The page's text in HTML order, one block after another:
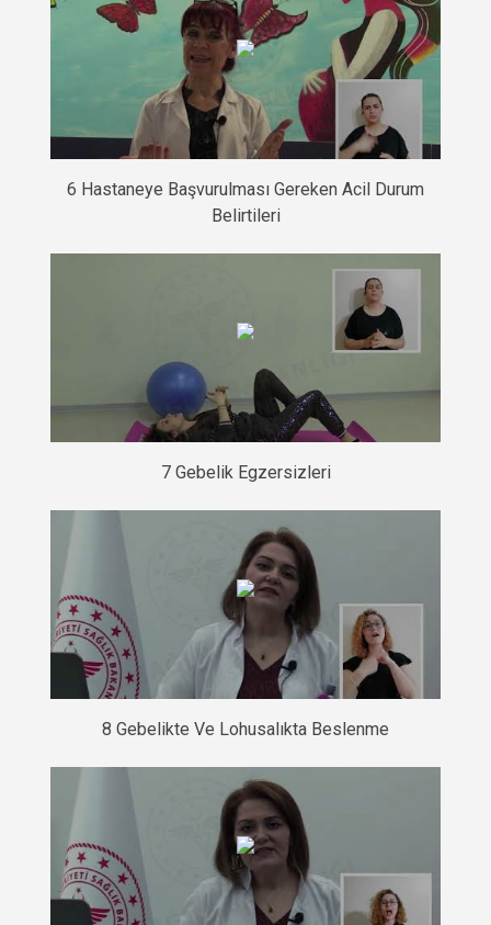
6 Hastaneye Başvurulması Gereken Acil Durum
Belirtileri
7 Gebelik Egzersizleri
8 Gebelikte Ve Lohusalıkta Beslenme